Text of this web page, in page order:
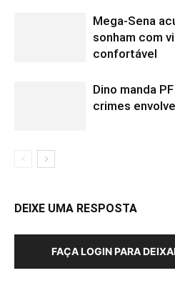
Mega-Sena
sonham com
confortável
Dino manda
crimes
DEIXE UMA RESPOSTA
FAÇA LOGIN PARA